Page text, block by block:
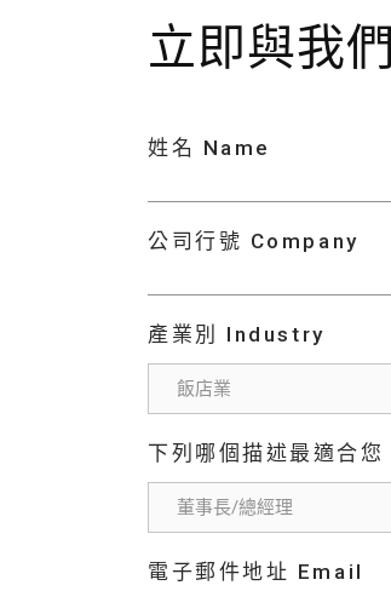
立即與我
姓名 Name
公司行號 Company
產業別 Industry
下列哪個描述最適
電子郵件地址 Email